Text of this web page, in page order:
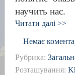
научить нас.
Читати далі >>
Немає
Рубрика:
Розташування: